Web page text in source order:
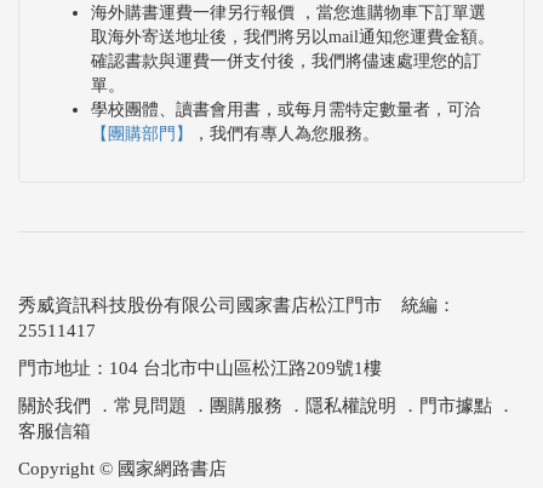
海外購書運費一律另行報價 ，當您進購物車下訂單選
取海外寄送地址後，我們將另以mail通知您運費金額。
確認書款與運費一併支付後，我們將儘速處理您的訂
單。
學校團體、讀書會用書，或每月需特定數量者，可洽
【團購部門】
，我們有專人為您服務。
秀威資訊科技股份有限公司國家書店松江門市 統編：
25511417
門市地址：104 台北市中山區松江路209號1樓
關於我們
． 常見問題 ． 團購服務 ． 隱私權說明 ． 門市據點 ．
客服信箱
Copyright © 國家網路書店